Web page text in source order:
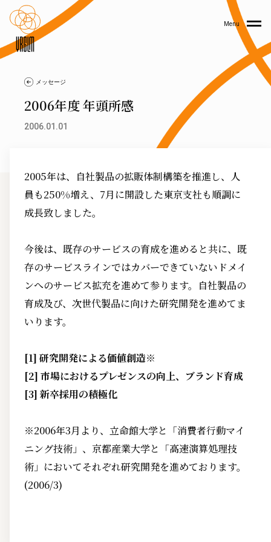
Menu
メッセージ
2006年度 年頭所感
2006.01.01
2005年は、自社製品の拡販体制構築を推進し、人
員も250%増え、7月に開設した東京支社も順調に
成長致しました。
今後は、既存のサービスの育成を進めると共に、既
存のサービスラインではカバーできていないドメイ
ンへのサービス拡充を進めて参ります。自社製品の
育成及び、次世代製品に向けた研究開発を進めてま
いります。
[1] 研究開発による価値創造※
[2] 市場におけるプレゼンスの向上、ブランド育成
[3] 新卒採用の積極化
※2006年3月より、立命館大学と「消費者行動マイ
ニング技術」、京都産業大学と「高速演算処理技
術」においてそれぞれ研究開発を進めております。
(2006/3)